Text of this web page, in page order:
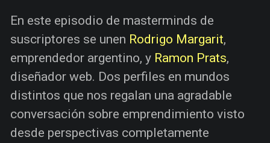
En este episodio de masterminds de
suscriptores se unen Rodrigo Margarit,
emprendedor argentino, y Ramon Prats,
diseñador web. Dos perfiles en mundos
distintos que nos regalan una agradable
conversación sobre emprendimiento visto
desde perspectivas completamente